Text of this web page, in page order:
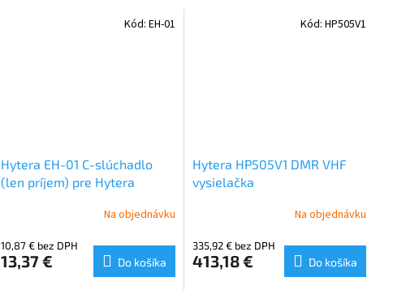
Hytera EH-01 C-slúchadlo
(len príjem) pre Hytera
Na objednávku
10,87 € bez DPH
13,37 € Do košíka
Kód: EH-01
Hytera HP505V1 DMR VHF
vysielačka
Na objednávku
335,92 € bez DPH
413,18 € Do košíka
Kód:HP505V1